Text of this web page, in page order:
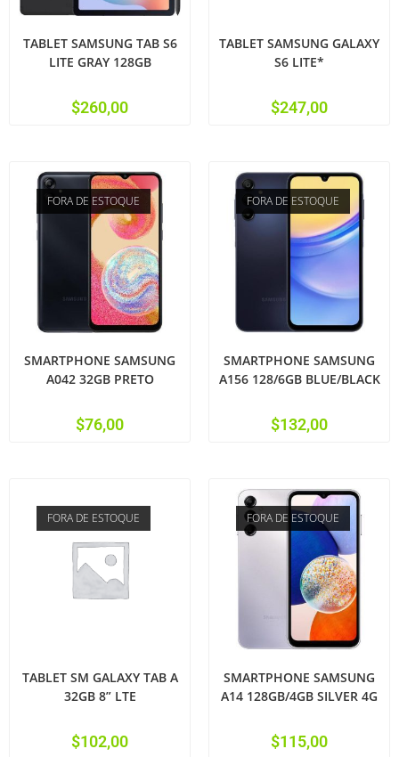
TABLET SAMSUNG TAB S6
LITE GRAY 128GB
$260,00
TABLET SAMSUNG GALAXY
S6 LITE*
$247,00
FORA DE ESTOQUE
SMARTPHONE SAMSUNG
A042 32GB PRETO
$76,00
FORA DE ESTOQUE
SMARTPHONE SAMSUNG
A156 128/6GB BLUE/BLACK
$132,00
FORA DE ESTOQUE
TABLET SM GALAXY TAB A
32GB 8” LTE
$102,00
FORA DE ESTOQUE
SMARTPHONE SAMSUNG
A14 128GB/4GB SILVER 4G
$115,00